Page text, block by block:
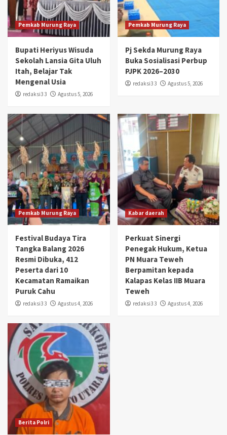
Pemkab Murung Raya
Bupati Heriyus Wisuda
Sekolah Lansia Gita Uluh
Itah, Belajar Tak
Mengenal Usia
redaksi3 3 Agustus 5, 2026
Pemkab Murung Raya
Pj Sekda Murung Raya
Buka Sosialisasi Perbup
PJPK 2026–2030
redaksi3 3 Agustus 5, 2026
Pemkab Murung Raya
Festival Budaya Tira
Tangka Balang 2026
Resmi Dibuka, 412
Peserta dari 10
Kecamatan Ramaikan
Puruk Cahu
redaksi3 3 Agustus 4, 2026
Kabar daerah
Perkuat Sinergi
Penegak Hukum, Ketua
PN Muara Teweh
Berpamitan kepada
Kalapas Kelas IIB Muara
Teweh
redaksi3 3 Agustus 4, 2026
Berita Polri